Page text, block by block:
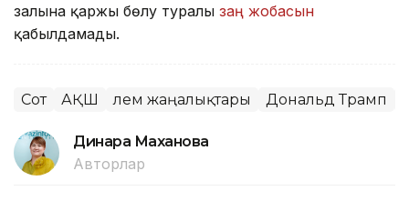
залына қаржы бөлу туралы заң жобасын
қабылдамады.
Сот АҚШ Әлем жаңалықтары Дональд Трамп
Динара Маханова
Авторлар